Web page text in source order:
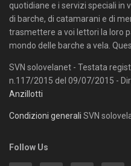
quotidiane e i servizi speciali in
di barche, di catamarani e di
trasmettere a voi lettori la loro
mondo delle barche a vela.
SVN solovelanet - Testata
n.117/2015 del 09/07/2015 -
Anzillotti
Condizioni generali SVN
Follow Us